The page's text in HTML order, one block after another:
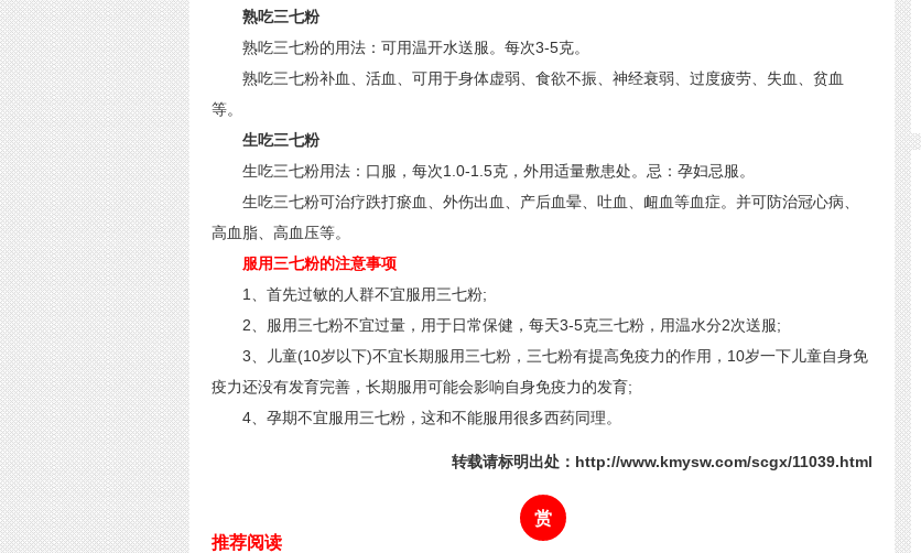
熟吃三七粉
熟吃三七粉的用法：可用温开水送服。每次3-5克。
熟吃三七粉补血、活血、可用于身体虚弱、食欲不振、神经衰弱、过度疲劳、失血、贫血
等。
生吃三七粉
生吃三七粉用法：口服，每次1.0-1.5克，外用适量敷患处。忌：孕妇忌服。
生吃三七粉可治疗跌打瘀血、外伤出血、产后血晕、吐血、衄血等血症。并可防治冠心病、
高血脂、高血压等。
服用三七粉的注意事项
1、首先过敏的人群不宜服用三七粉;
2、服用三七粉不宜过量，用于日常保健，每天3-5克三七粉，用温水分2次送服;
3、儿童(10岁以下)不宜长期服用三七粉，三七粉有提高免疫力的作用，10岁一下儿童自身免
疫力还没有发育完善，长期服用可能会影响自身免疫力的发育;
4、孕期不宜服用三七粉，这和不能服用很多西药同理。
转载请标明出处：http://www.kmysw.com/scgx/11039.html
赏
推荐阅读